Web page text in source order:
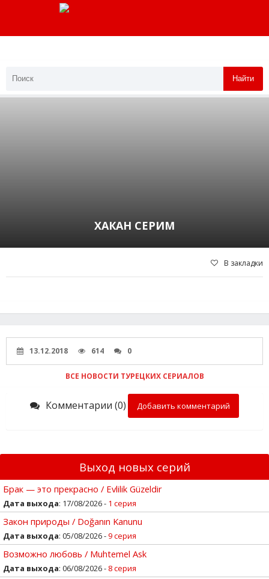
Найти
ХАКАН СЕРИМ
В закладки
13.12.2018 614 0
ВСЕ НОВОСТИ ТУРЕЦКИХ СЕРИАЛОВ
Комментарии (0) Добавить комментарий
Выход новых серий
Брак — это прекрасно / Evlilik Güzeldir
Дата выхода: 17/08/2026 - 1 серия
Закон природы / Doğanın Kanunu
Дата выхода: 05/08/2026 -9 серия
Возможно любовь / Muhtemel Ask
Дата выхода: 06/08/2026 - 8 серия